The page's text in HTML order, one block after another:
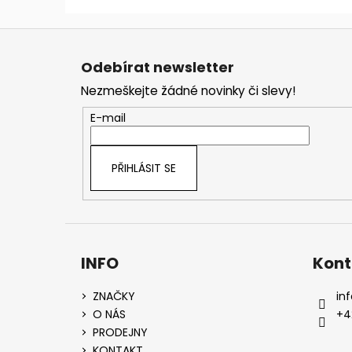
Z
Odebírat newsletter
Nezmeškejte žádné novinky či slevy!
E-mail
PŘIHLÁSIT SE
INFO
ZNAČKY
O NÁS
PRODEJNY